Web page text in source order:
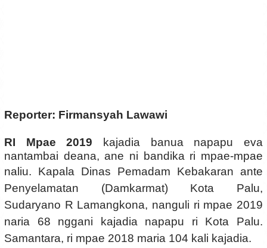
Reporter: Firmansyah Lawawi
RI Mpae 2019 kajadia banua napapu eva
nantambai deana, ane ni bandika ri mpae-mpae
naliu. Kapala Dinas Pemadam Kebakaran ante
Penyelamatan (Damkarmat) Kota Palu,
Sudaryano R Lamangkona, nanguli ri mpae 2019
naria 68 nggani kajadia napapu ri Kota Palu.
Samantara, ri mpae 2018 maria 104 kali kajadia.